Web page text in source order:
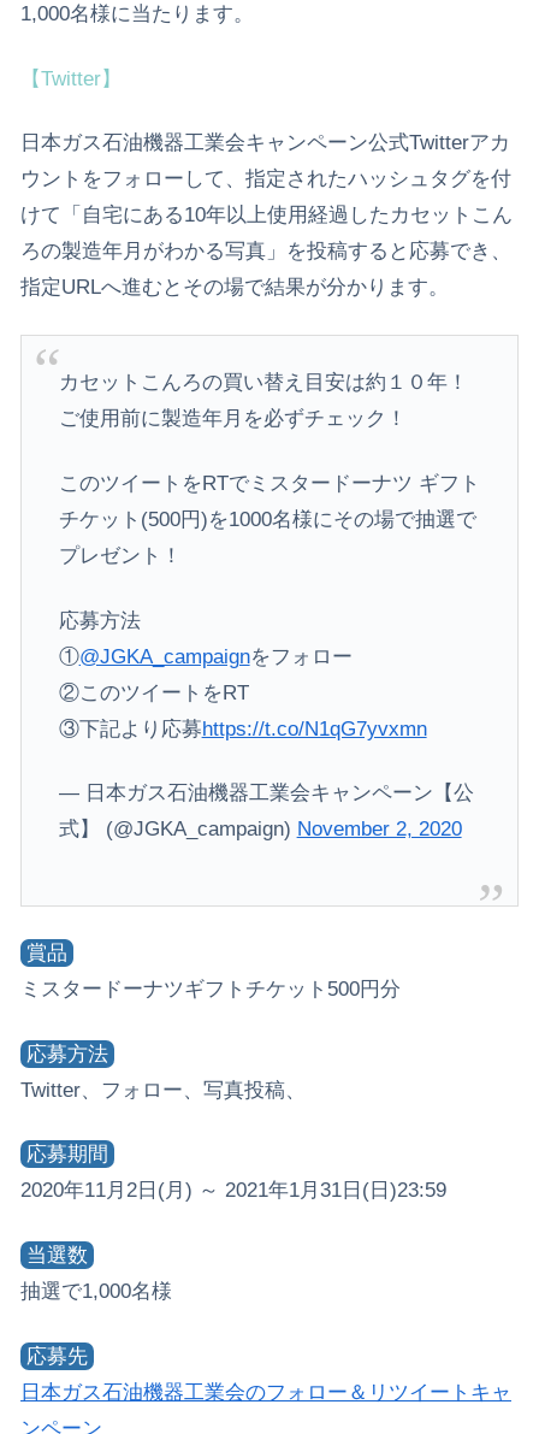
1,000名様に当たります。
【Twitter】
日本ガス石油機器工業会キャンペーン公式Twitterアカ
ウントをフォローして、指定されたハッシュタグを付
けて「自宅にある10年以上使用経過したカセットこん
ろの製造年月がわかる写真」を投稿すると応募でき、
指定URLへ進むとその場で結果が分かります。
カセットこんろの買い替え目安は約１０年！
ご使用前に製造年月を必ずチェック！
このツイートをRTでミスタードーナツ ギフト
チケット(500円)を1000名様にその場で抽選で
プレゼント！
応募方法
①@JGKA_campaignをフォロー
②このツイートをRT
③下記より応募https://t.co/N1qG7yvxmn
— 日本ガス石油機器工業会キャンペーン【公
式】 (@JGKA_campaign) November 2, 2020
賞品
ミスタードーナツギフトチケット500円分
応募方法
Twitter、フォロー、写真投稿、
応募期間
2020年11月2日(月) ～ 2021年1月31日(日)23:59
当選数
抽選で1,000名様
応募先
日本ガス石油機器工業会のフォロー＆リツイートキャ
ンペーン